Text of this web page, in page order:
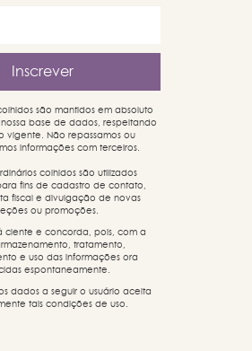
são mantidos em absoluto
base de dados, respeitando
vigente. Não repassamos ou
informações com terceiros.
colhidos são utilizados
fins de cadastro de contato,
fiscal e divulgação de novas
ou promoções.
ciente e concorda, pois, com a
tratamento,
e uso das informações ora
espontaneamente.
dados a seguir o usuário aceita
tais condições de uso.